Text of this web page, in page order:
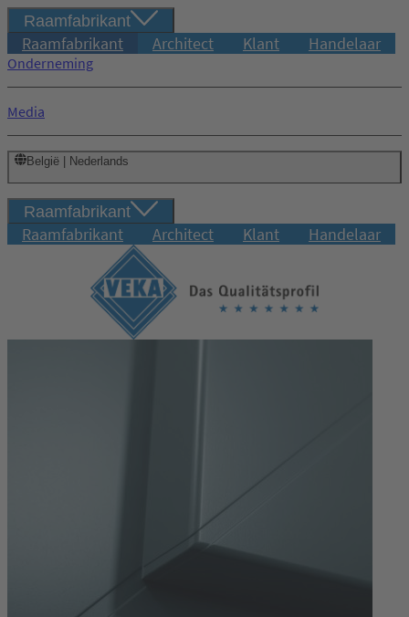
Raamfabrikant
Raamfabrikant Architect Klant Handelaar
Onderneming
Media
België | Nederlands
Raamfabrikant
Raamfabrikant Architect Klant Handelaar